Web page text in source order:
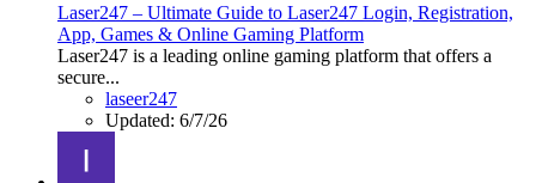
Laser247 – Ultimate Guide to Laser247 Login, Registration,
App, Games & Online Gaming Platform
Laser247 is a leading online gaming platform that offers a
secure...
laseer247
Updated: 6/7/26